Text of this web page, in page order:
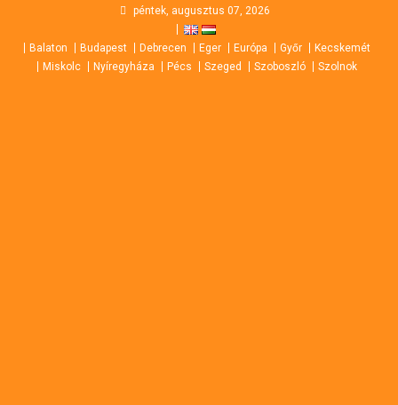
content
péntek, augusztus 07, 2026
Balaton Budapest Debrecen Eger Európa Győr
Kecskemét
Miskolc
Nyíregyháza Pécs Szeged Szoboszló Szolnok